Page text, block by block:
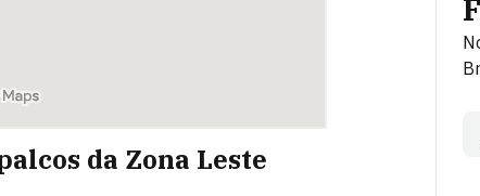
da Zona Leste